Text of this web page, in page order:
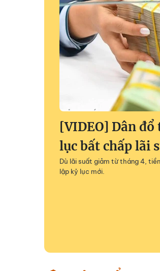
[VIDEO] Dân
lục bất chấp lãi
Dù lãi suất giảm từ tháng 4,
lập kỷ lục mới.